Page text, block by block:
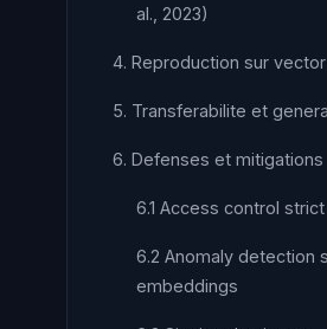
al., 2023)
4. Reproduction sur
5. Transferabilite et
6. Defenses et mitigations
6.1 Access control strict
6.2 Anomaly detection
embeddings